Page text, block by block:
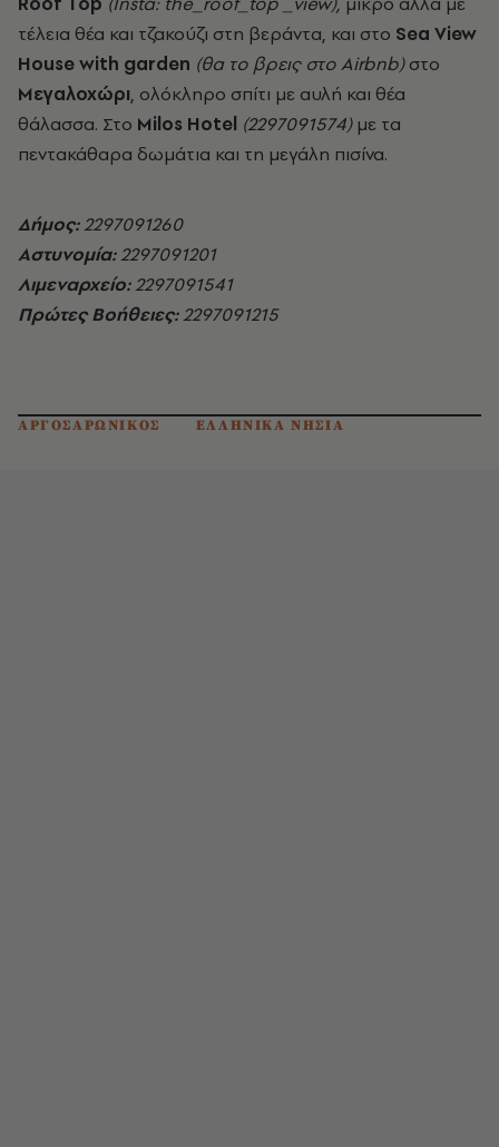
τέλεια θέα και τζακούζι στη βεράντα, και στο Sea View
House with garden (θα το βρεις στο Αirbnb)στο
Μεγαλοχώρι, ολόκληρο σπίτι με αυλή και θέα
θάλασσα. Στο Milos Hotel (2297091574)με τα
πεντακάθαρα δωμάτια και τη μεγάλη πισίνα.
Δήμος:2297091260
Aστυνομία:2297091201
Λιμεναρχείο:2297091541
Πρώτες Βοήθειες:2297091215
ΑΡΓΟΣΑΡΩΝΙΚΟΣ ΕΛΛΗΝΙΚΑ ΝΗΣΙΑ